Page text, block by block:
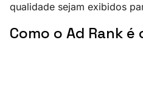
qualidade sejam exibidos
Como o Ad Rank